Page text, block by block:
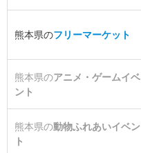
熊本県のフリーマーケット
熊本県のアニメ・ゲームイベ
ント
熊本県の動物ふれあいイベン
ト